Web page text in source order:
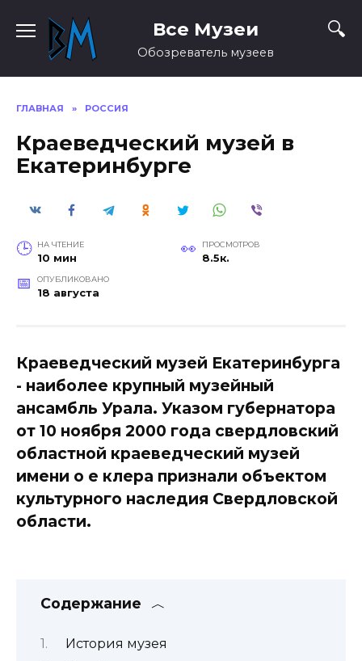
содержанию
Все Музеи
Обозреватель музеев
ГЛАВНАЯ » РОССИЯ
Краеведческий музей в
Екатеринбурге
НА ЧТЕНИЕ
10 мин
ПРОСМОТРОВ
8.5к.
ОПУБЛИКОВАНО
18 августа
Краеведческий музей Екатеринбурга
- наиболее крупный музейный
ансамбль Урала. Указом губернатора
от 10 ноября 2000 года свердловский
областной краеведческий музей
имени о е клера признали объектом
культурного наследия Свердловской
области.
Содержание
История музея